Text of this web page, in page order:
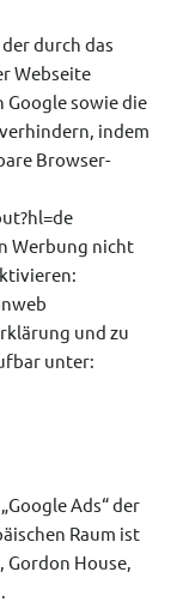
durch das
Webseite
Google sowie die
indem
Browser-
Werbung nicht
und zu
unter:
Ads“ der
Raum ist
Gordon House,